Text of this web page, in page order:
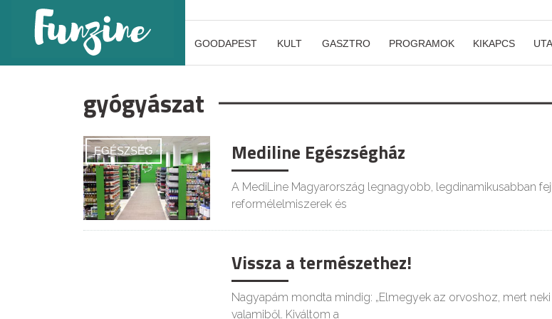
GOODAPEST KULT GASZTRO PROGRAMOK KIKAPCS
gyógyászat
EGÉSZSÉG Mediline Egészségház
A MediLine Magyarország legnagyobb, legdinamikusabban
reformélelmiszerek és
Vissza a természethez!
Nagyapám mondta mindig: „Elmegyek az orvoshoz, mert
valamiből. Kiváltom a